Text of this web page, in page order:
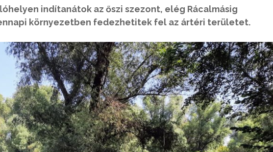
indítanátok az őszi szezont, elég Rácalmásig
környezetben fedezhetitek fel az ártéri területet.